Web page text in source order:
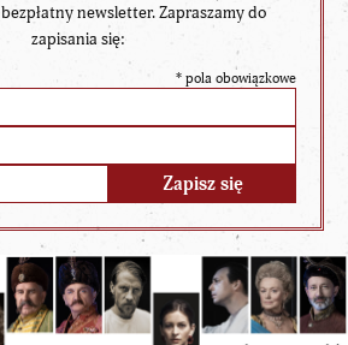
newsletter. Zapraszamy do
zapisania się:
* pola obowiązkowe